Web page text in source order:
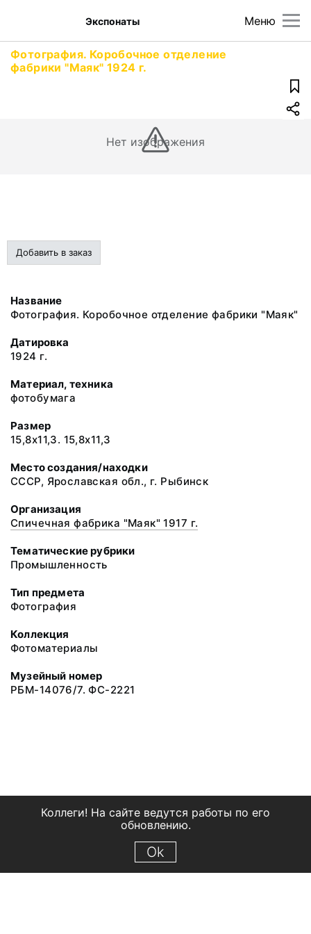
Меню
Экспонаты
Фотография. Коробочное отделение
фабрики "Маяк" 1924 г.
Нет изображения
Добавить в заказ
Название
Фотография. Коробочное отделение фабрики "Маяк"
Датировка
1924 г.
Материал, техника
фотобумага
Размер
15,8х11,3. 15,8х11,3
Место создания/находки
СССР, Ярославская обл., г. Рыбинск
Организация
Спичечная фабрика "Маяк" 1917 г.
Тематические рубрики
Промышленность
Тип предмета
Фотография
Коллекция
Фотоматериалы
Музейный номер
РБМ-14076/7. ФС-2221
Коллеги! На сайте ведутся работы по его
обновлению.
Ok